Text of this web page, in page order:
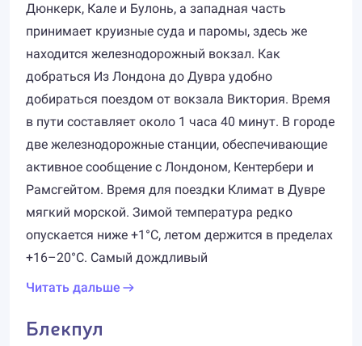
Дюнкерк, Кале и Булонь, а западная часть
принимает круизные суда и паромы, здесь же
находится железнодорожный вокзал. Как
добраться Из Лондона до Дувра удобно
добираться поездом от вокзала Виктория. Время
в пути составляет около 1 часа 40 минут. В городе
две железнодорожные станции, обеспечивающие
активное сообщение с Лондоном, Кентербери и
Рамсгейтом. Время для поездки Климат в Дувре
мягкий морской. Зимой температура редко
опускается ниже +1°C, летом держится в пределах
+16–20°C. Самый дождливый
Читать дальше
Блекпул